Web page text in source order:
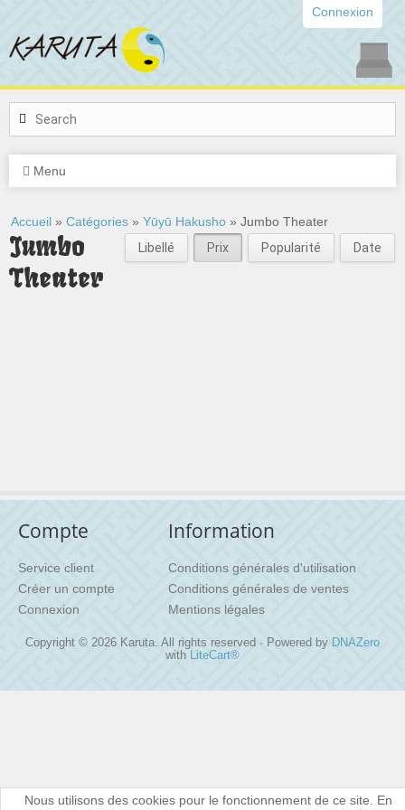
Connexion
Menu
Accueil » Catégories » Yūyū Hakusho » Jumbo Theater
Libellé
Prix Popularité Date
Jumbo
Theater
Nous utilisons des cookies pour le fonctionnement de ce site. En
Compte
Service client
Créer un compte
Connexion
Information
Conditions générales d'utilisation
Conditions générales de ventes
Mentions légales
Copyright © 2026 Karuta. All rights reserved · Powered by DNAZero
with
LiteCart®